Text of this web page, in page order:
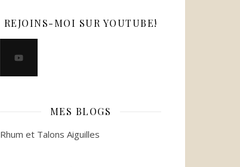
REJOINS-MOI SUR YOUTUBE!
MES BLOGS
Rhum et Talons Aiguilles